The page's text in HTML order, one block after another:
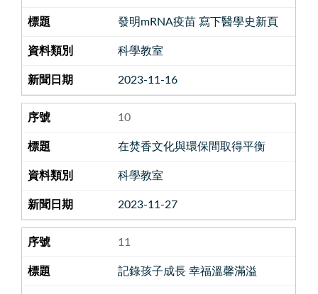
發明mRNA疫苗 寫下醫學史新頁
科學教室
2023-11-16
10
在焚香文化與環保間取得平衡
科學教室
2023-11-27
11
記錄孩子成長 幸福溫馨滿溢